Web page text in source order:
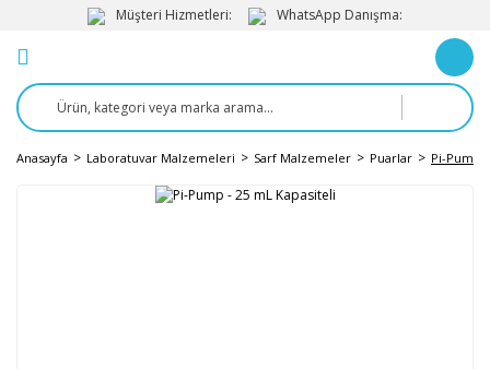
Müşteri Hizmetleri: WhatsApp Danışma:
Anasayfa Laboratuvar Malzemeleri Sarf Malzemeler Puarlar Pi-Pump